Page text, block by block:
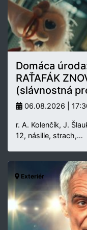
Domáca
RAŤAFÁK
(slávnostná
06.08.2026 |
r. A. Kolenčík, J.
12, násilie, strach,…
Exteriér